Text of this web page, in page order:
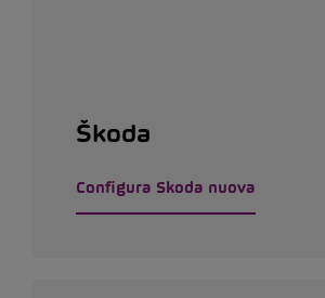
Škoda
Configura Skoda nuova